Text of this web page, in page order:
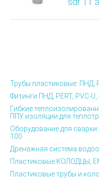
Трубы пластиковые: ПНД,
Фитинги ПНД, PERT, PVC-
Гибкие
ППУ изоляции для
Оборудование для
100
Дренажная система
Пластиковые КОЛОДЦЫ,
Пластиковые трубы и